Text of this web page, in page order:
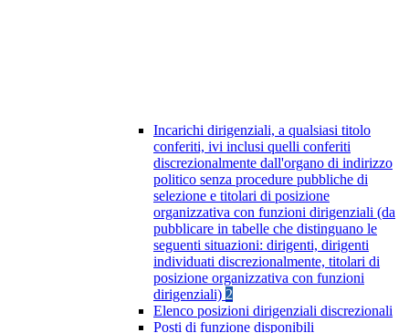
Incarichi dirigenziali, a qualsiasi titolo
conferiti, ivi inclusi quelli conferiti
discrezionalmente dall'organo di indirizzo
politico senza procedure pubbliche di
selezione e titolari di posizione
organizzativa con funzioni dirigenziali (da
pubblicare in tabelle che distinguano le
seguenti situazioni: dirigenti, dirigenti
individuati discrezionalmente, titolari di
posizione organizzativa con funzioni
dirigenziali) 2
Elenco posizioni dirigenziali discrezionali
Posti di funzione disponibili